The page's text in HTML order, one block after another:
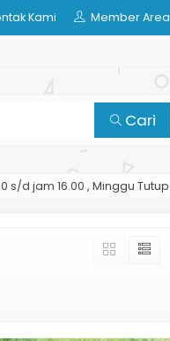
Kami Member Area
Cari
s/d jam 16.00 , Minggu Tutup